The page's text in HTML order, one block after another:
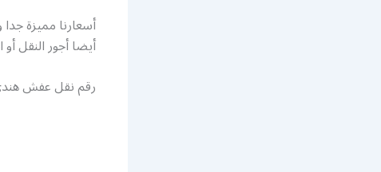
أسعارنا مميزة
أيضا أجور النقل أو
رقم نقل عفش